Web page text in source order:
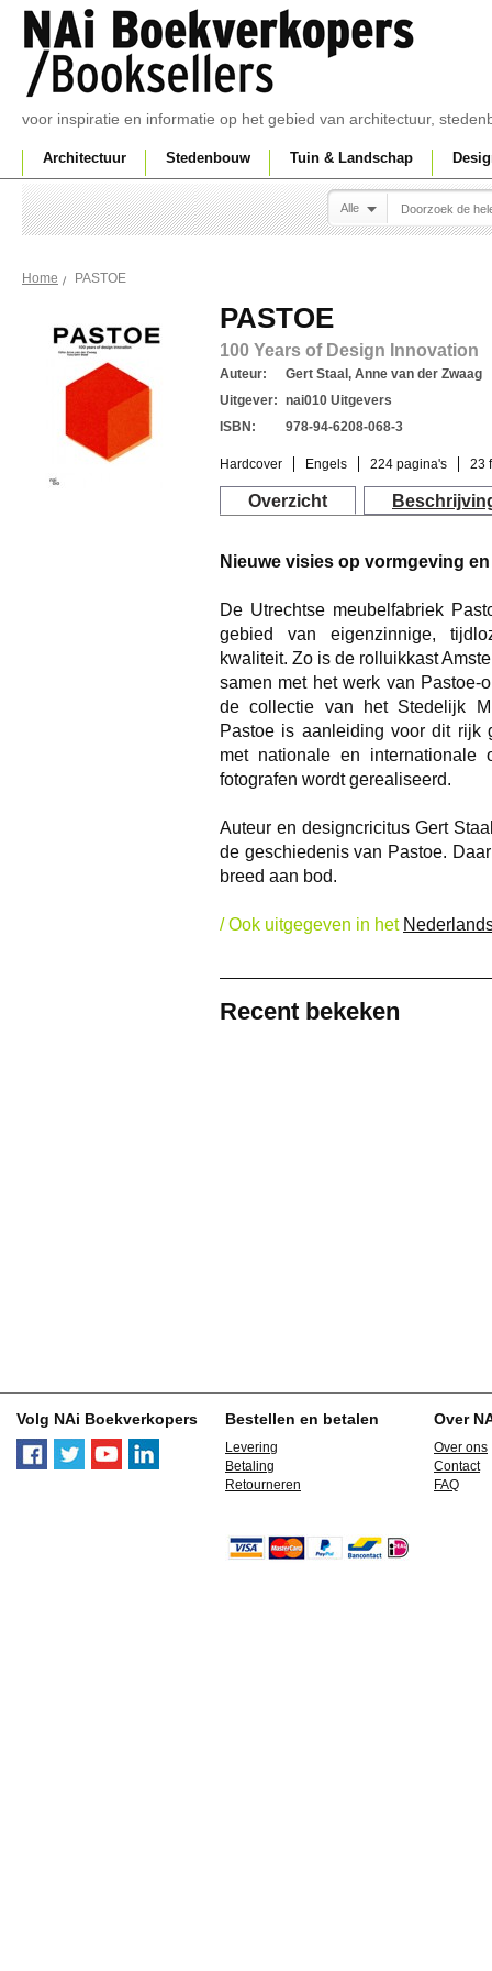
voor inspiratie en informatie op het gebied van architectuur,
Architectuur Stedenbouw Tuin & Landschap
Alle
Home PASTOE
PASTOE
100 Years of Design Innovation
Auteur:
Gert Staal, Anne van der Zwaag
Uitgever: nai010 Uitgevers
ISBN:
978-94-6208-068-3
Hardcover Engels 224 pagina's 23
Overzicht
Nieuwe visies op vormgeving
De Utrechtse meubelfabriek
gebied van eigenzinnige,
kwaliteit. Zo is de rolluikkast
samen met het werk van Pastoe-
de collectie van het Stedelijk
Pastoe is aanleiding voor dit rijk
met nationale en internationale
fotografen wordt gerealiseerd.
Auteur en designcricitus Gert
de geschiedenis van Pastoe.
breed aan bod.
/ Ook uitgegeven in het
Recent bekeken
Volg NAi Boekverkopers Bestellen en betalen
Levering
Betaling
Retourneren
Over
Over ons
Contact
FAQ